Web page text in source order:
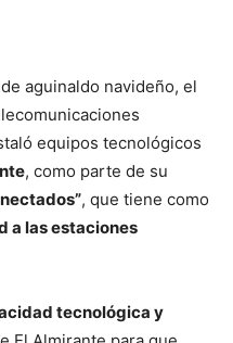
aguinaldo navideño, el
equipos tecnológicos
, como parte de su
, que tiene como
a las estaciones
tecnológica y